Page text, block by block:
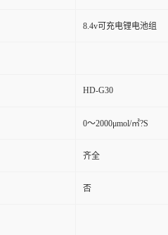
8.4v可充电锂电池组
HD-G30
0～2000μmol/㎡?S
齐全
否